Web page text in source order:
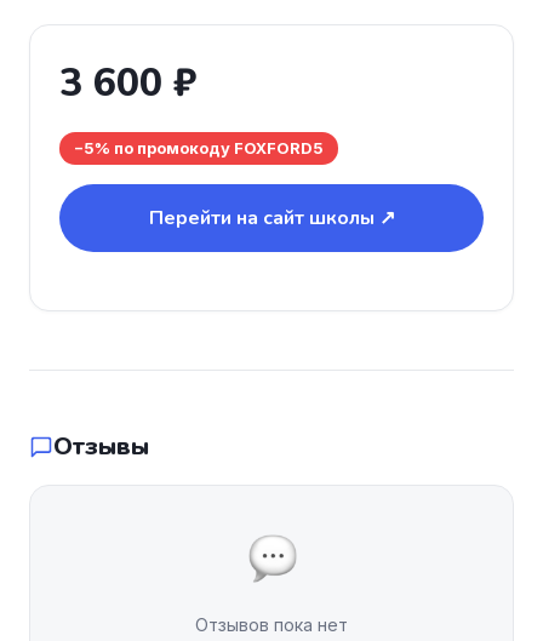
3 600 ₽
−5% по промокоду FOXFORD5
Перейти на сайт школы ↗
Отзывы
Отзывов пока нет